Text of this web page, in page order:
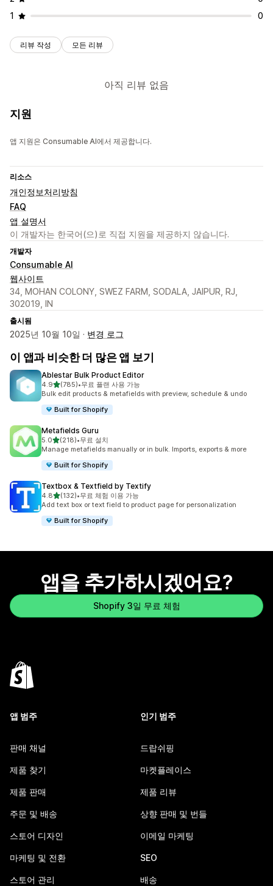
1
0
리뷰 작성 모든 리뷰
아직 리뷰 없음
지원
앱 지원은 Consumable AI에서 제공합니다.
리소스
개인정보처리방침
FAQ
앱 설명서
이 개발자는 한국어(으)로 직접 지원을 제공하지 않습니다.
개발자
Consumable AI
웹사이트
34, MOHAN COLONY, SWEZ FARM, SODALA, JAIPUR, RJ,
302019, IN
출시됨
2025년 10월 10일 · 변경 로그
이 앱과 비슷한 더 많은 앱 보기
Ablestar Bulk Product Editor
4.9별 5개 중
(785)
총 리뷰 785개
•무료 플랜 사용 가능
Bulk edit products & metafields with preview, schedule & undo
Built for Shopify
Metafields Guru
5.0별 5개 중
(218)
총 리뷰 218개
•무료 설치
Manage metafields manually or in bulk. Imports, exports & more
Built for Shopify
Textbox & Textfield by Textify
4.8별 5개 중
(132)
총 리뷰 132개
•무료 체험 이용 가능
Add text box or text field to product page for personalization
Built for Shopify
앱을 추가하시겠어요?
Shopify 3일 무료 체험
앱 범주
판매 채널
제품 찾기
제품 판매
주문 및 배송
스토어 디자인
마케팅 및 전환
스토어 관리
인기 범주
드랍쉬핑
마켓플레이스
제품 리뷰
상향 판매 및 번들
이메일 마케팅
SEO
배송